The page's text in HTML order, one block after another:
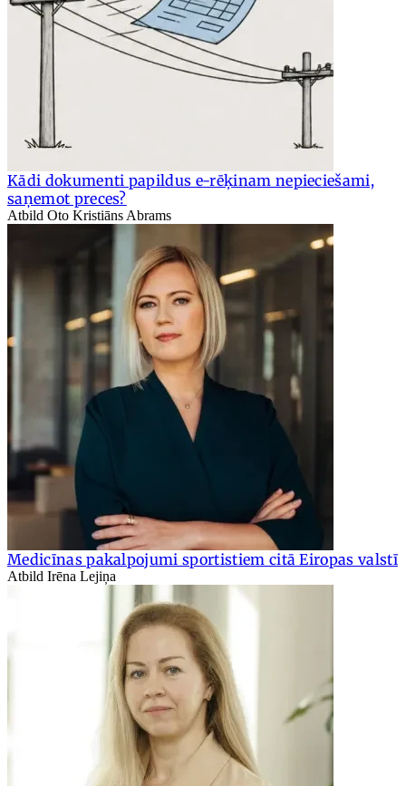
Kādi dokumenti papildus e-rēķinam nepieciešami,
saņemot preces?
Atbild Oto Kristiāns Abrams
Medicīnas pakalpojumi sportistiem citā Eiropas valstī
Atbild Irēna Lejiņa